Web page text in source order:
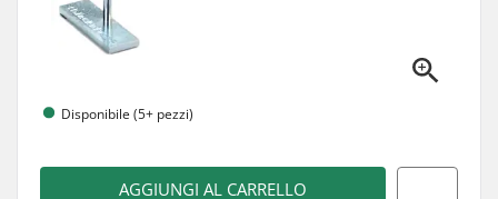
Disponibile (5+ pezzi)
AGGIUNGI AL CARRELLO